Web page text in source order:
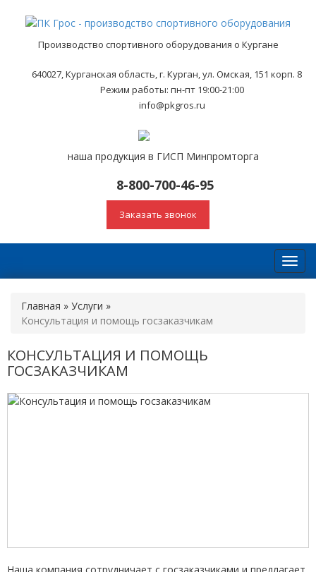
Производство спортивного оборудования о Кургане
640027, Курганская область, г. Курган, ул. Омская, 151 корп. 8
Режим работы: пн-пт 19:00-21:00
info@pkgros.ru
наша продукция в ГИСП Минпромторга
8-800-700-46-95
Заказать звонок
Главная » Услуги »
Консультация и помощь госзаказчикам
КОНСУЛЬТАЦИЯ И ПОМОЩЬ
ГОСЗАКАЗЧИКАМ